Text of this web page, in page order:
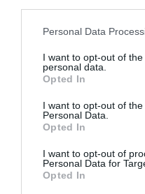
Please note that this
not limited to your visit or
grant or deny consent to
use your data for below
consent section.
Personal Data
I want to opt-out of
personal data.
Opted In
I want to opt-out of
Personal Data.
Opted In
I want to opt-out of
Personal Data for
Opted In
10.08.2026 | 12:40
σήμερα στην Εύβοια –
10.08.2026 | 12:20
Πέθανε κτηνοτρόφος
θανάτωση του κοπαδιού
Πέθανε κτηνοτρόφος
μετά τη θανάτωση του
κοπαδιού του